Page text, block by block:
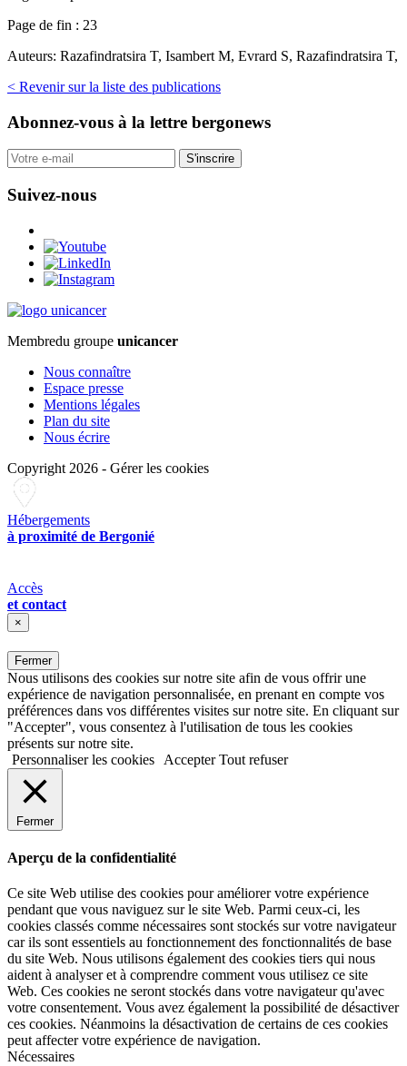
Page de fin : 23
Auteurs: Razafindratsira T, Isambert M, Evrard S, Razafindratsira T,
< Revenir sur la liste des publications
Abonnez-vous à la lettre bergonews
S'inscrire
Suivez-nous
Membredu groupe unicancer
Nous connaître
Espace presse
Mentions légales
Plan du site
Nous écrire
Copyright 2026 - Gérer les cookies
Hébergements
à proximité de Bergonié
Accès
et contact
×
Fermer
Nous utilisons des cookies sur notre site afin de vous offrir une
expérience de navigation personnalisée, en prenant en compte vos
préférences dans vos différentes visites sur notre site. En cliquant sur
"Accepter", vous consentez à l'utilisation de tous les cookies
présents sur notre site.
Personnaliser les cookies
Accepter Tout refuser
Fermer
Aperçu de la confidentialité
Ce site Web utilise des cookies pour améliorer votre expérience
pendant que vous naviguez sur le site Web. Parmi ceux-ci, les
cookies classés comme nécessaires sont stockés sur votre navigateur
car ils sont essentiels au fonctionnement des fonctionnalités de base
du site Web. Nous utilisons également des cookies tiers qui nous
aident à analyser et à comprendre comment vous utilisez ce site
Web. Ces cookies ne seront stockés dans votre navigateur qu'avec
votre consentement. Vous avez également la possibilité de désactiver
ces cookies. Néanmoins la désactivation de certains de ces cookies
peut affecter votre expérience de navigation.
Nécessaires